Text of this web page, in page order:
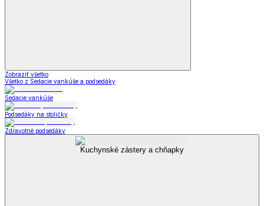
Zobraziť všetko
Všetko z Sedacie vankúše a podsedáky
Sedacie vankúše
Podsedáky na stoličky
Zdravotné podsedáky
Kuchynské zástery a chňapky